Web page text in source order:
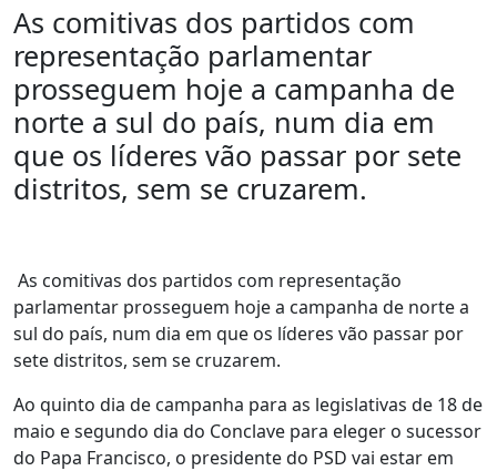
As comitivas dos partidos com
representação parlamentar
prosseguem hoje a campanha de
norte a sul do país, num dia em
que os líderes vão passar por sete
distritos, sem se cruzarem.
As comitivas dos partidos com representação
parlamentar prosseguem hoje a campanha de norte a
sul do país, num dia em que os líderes vão passar por
sete distritos, sem se cruzarem.
Ao quinto dia de campanha para as legislativas de 18 de
maio e segundo dia do Conclave para eleger o sucessor
do Papa Francisco, o presidente do PSD vai estar em